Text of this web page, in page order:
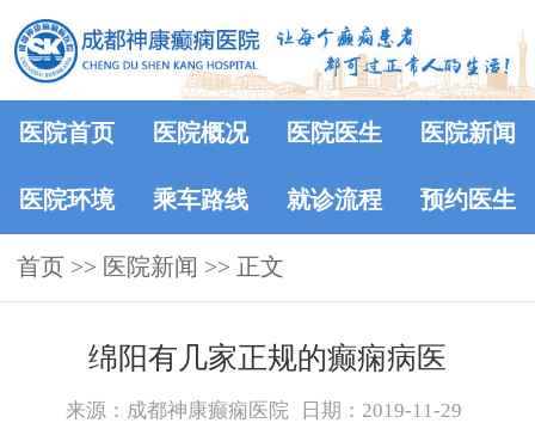
医院首页 医院概况 医院医生 医院新闻
医院环境 乘车路线 就诊流程 预约医生
首页 >> 医院新闻 >> 正文
绵阳有几家正规的癫痫病医
来源：成都神康癫痫医院 日期：2019-11-29